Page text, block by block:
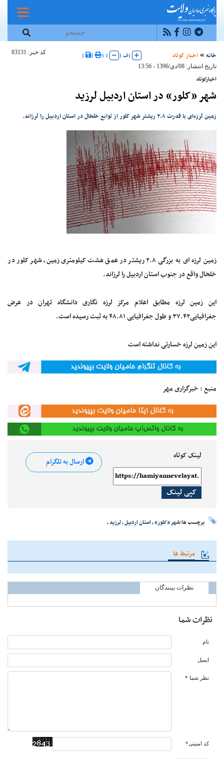
خانه اخبار کوتاه |ف |
|
|
|
|
کد خبر: 83131
تاریخ انتشار: 08/دي/1396 - 13:56
اخبارکوتاه
شهر «کلور» در استان اردبیل لرزید
زمین لرزه‌ای با قدرت ۲.۸ ریشتر شهر کلور از توابع خلخال در استان اردبیل را لرزاند.
زمین لرزه ای به بزرگی ۲.۸ ریشتر در عمق هشت کیلومتری زمین، شهر کلور در
خلخال واقع در جنوب استان اردبیل را لرزاند.
این زمین لرزه مطابق اعلام مرکز لرزه نگاری دانشگاه تهران در عرض
جغرافیایی۳۷.۴۲ و طول جغرافیایی ۴۸.۸۱ به ثبت رسیده است.
این زمین لرزه خسارتی نداشته است
منبع : خبرگزاری مهر
لینک کوتاه
کپی لینک
ارسال به تلگرام
برچسب ها:شهر «کلور»،استان اردبیل،لرزید،
مرتبط ها
نظرات بینندگان
نظرات شما
نام
ایمیل
نظر شما *
کد امنیتی*